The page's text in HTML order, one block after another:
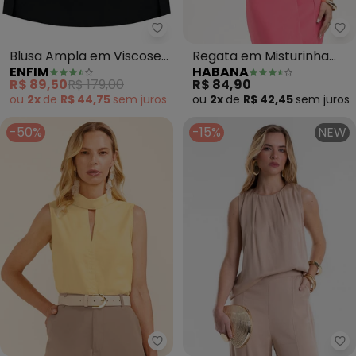
Enfim - Blusa Ampla em
Blusa Ampla em Viscose
(Preto)
ENFIM
R$ 89,50R$ 179,00
ou 2x de R$ 44,75 sem juros
Regata em Misturinha
(Marrrom)
HABANA
R$ 84,90
ou 2x de R$ 42,45 sem juros
-50%
Marialícia - Regata Feminina
-15% NEW